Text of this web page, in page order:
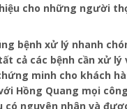
cho những người
bệnh xử lý nhanh
cả các bệnh cần xử lý
minh cho khách
Hồng Quang mọi
có nguyên nhân và